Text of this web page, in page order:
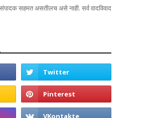
संपादक सहमत असतीलच असे नाही. सर्व वादविवाद